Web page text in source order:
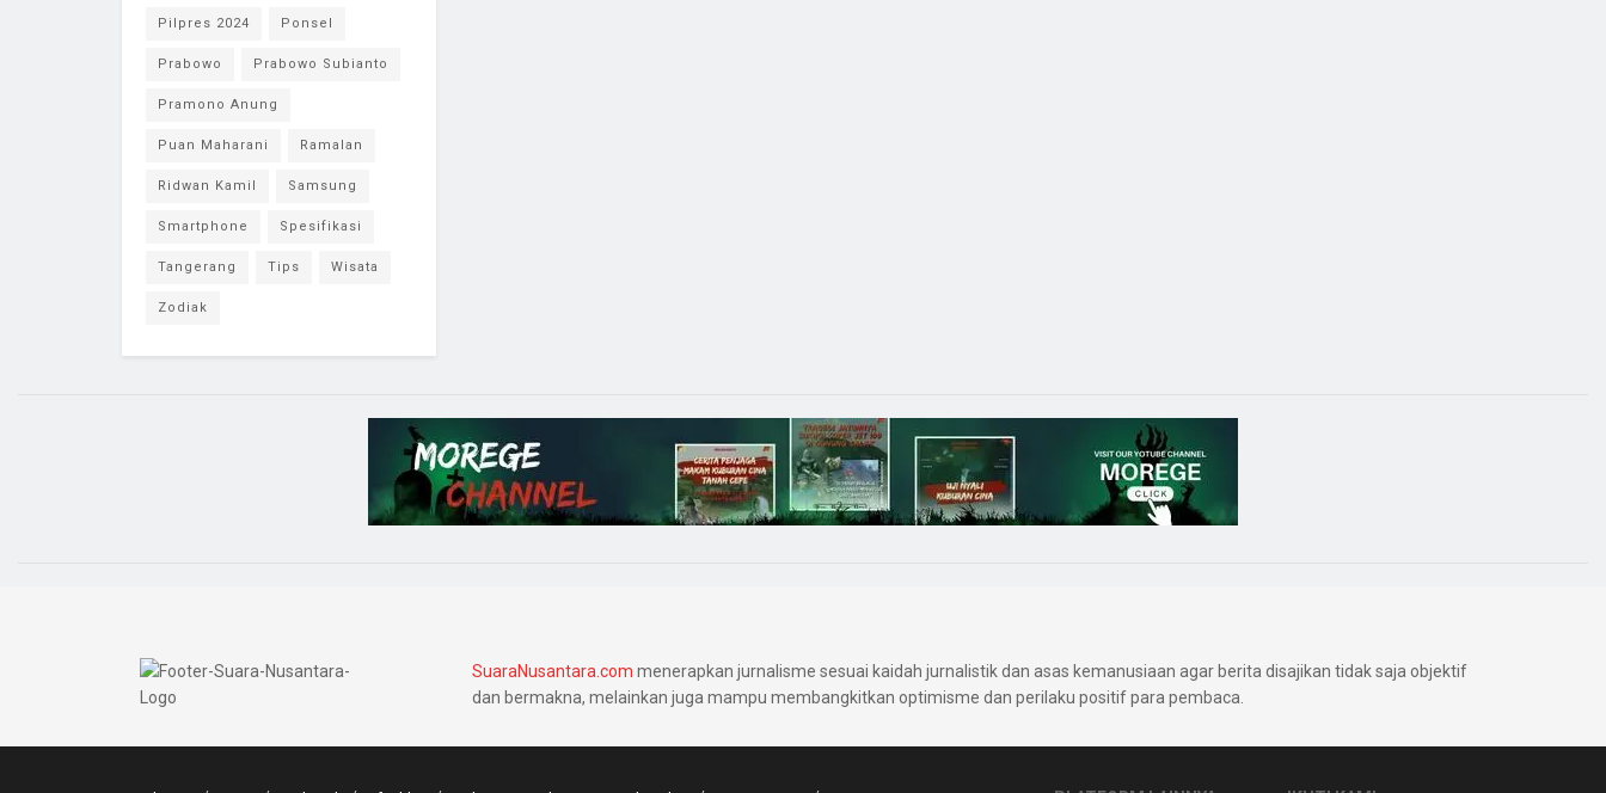
Pilpres 2024 Ponsel
Prabowo Prabowo Subianto
Pramono Anung
Puan Maharani Ramalan
Ridwan Kamil Samsung
Smartphone Spesifikasi
Tangerang Tips Wisata
Zodiak
SuaraNusantara.com menerapkan jurnalisme sesuai kaidah jurnalistik dan asas kemanusiaan agar berita disajikan tidak saja objektif
dan bermakna, melainkan juga mampu membangkitkan optimisme dan perilaku positif para pembaca.